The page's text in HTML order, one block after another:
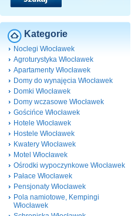
Kategorie
Noclegi Włocławek
Agroturystyka Włocławek
Apartamenty Włocławek
Domy do wynajęcia Włocławek
Domki Włocławek
Domy wczasowe Włocławek
Gościńce Włocławek
Hotele Włocławek
Hostele Włocławek
Kwatery Włocławek
Motel Włocławek
Ośrodki wypoczynkowe Włocławek
Pałace Włocławek
Pensjonaty Włocławek
Pola namiotowe, Kempingi
Włocławek